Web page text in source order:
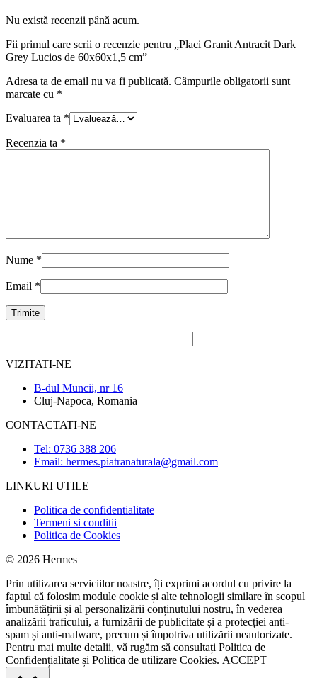
Nu există recenzii până acum.
Fii primul care scrii o recenzie pentru „Placi Granit Antracit Dark
Grey Lucios de 60x60x1,5 cm”
Adresa ta de email nu va fi publicată. Câmpurile obligatorii sunt
marcate cu *
Evaluarea ta *
Recenzia ta *
Nume *
Email *
VIZITATI-NE
B-dul Muncii, nr 16
Cluj-Napoca, Romania
CONTACTATI-NE
Tel: 0736 388 206
Email: hermes.piatranaturala@gmail.com
LINKURI UTILE
Politica de confidentialitate
Termeni si conditii
Politica de Cookies
© 2026 Hermes
Prin utilizarea serviciilor noastre, îți exprimi acordul cu privire la
faptul că folosim module cookie și alte tehnologii similare în scopul
îmbunătățirii și al personalizării conținutului nostru, în vederea
analizării traficului, a furnizării de publicitate și a protecției anti-
spam și anti-malware, precum și împotriva utilizării neautorizate.
Pentru mai multe detalii, vă rugăm să consultați Politica de
Confidențialitate și Politica de utilizare Cookies. ACCEPT